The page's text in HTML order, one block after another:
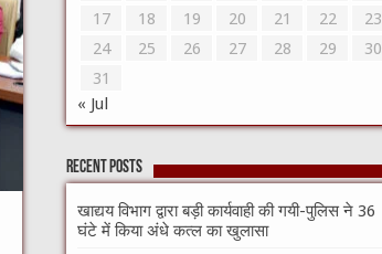
17
18 19 20 21 22
23
24
25 26 27 28 29
30
31
« Jul
Recent Posts
खाद्यय विभाग द्वारा बड़ी कार्यवाही की गयी-पुलिस ने 36
घंटे में किया अंधे कत्ल का खुलासा